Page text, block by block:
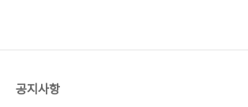
공지사항